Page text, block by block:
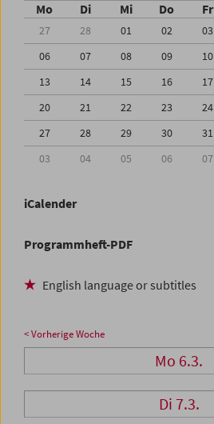
Mo Di Mi Do Fr
27 28 01 02 03
06
07 08 09 10
13
14 15 16 17
20
21 22 23 24
27
28 29 30 31
03
04 05 06 07
iCalender
Programmheft-PDF
English language or subtitles
< Vorherige Woche
Mo 6.3.
Di 7.3.